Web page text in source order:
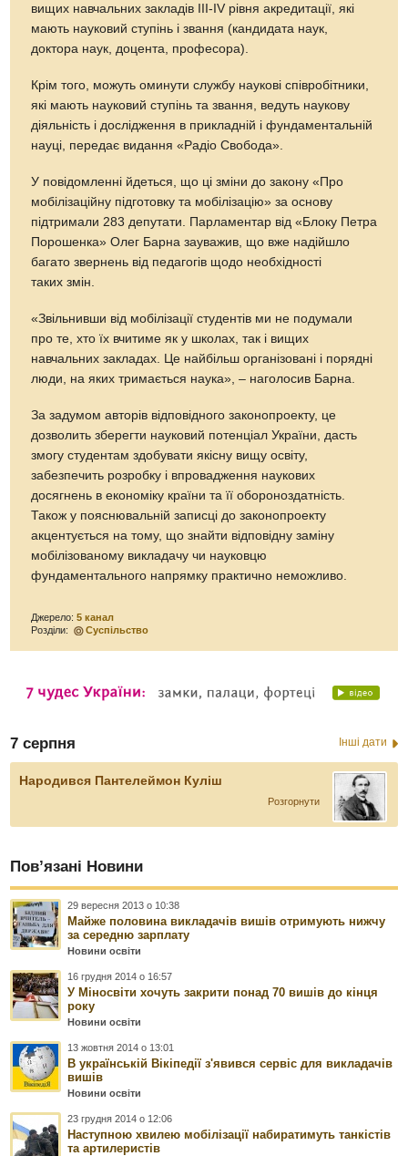
вищих навчальних закладів ІІІ-ІV рівня акредитації, які
мають науковий ступінь і звання (кандидата наук,
доктора наук, доцента, професора).
Крім того, можуть оминути службу наукові співробітники,
які мають науковий ступінь та звання, ведуть наукову
діяльність і дослідження в прикладній і фундаментальній
науці, передає видання «Радіо Свобода».
У повідомленні йдеться, що ці зміни до закону «Про
мобілізаційну підготовку та мобілізацію» за основу
підтримали 283 депутати. Парламентар від «Блоку Петра
Порошенка» Олег Барна зауважив, що вже надійшло
багато звернень від педагогів щодо необхідності
таких змін.
«Звільнивши від мобілізації студентів ми не подумали
про те, хто їх вчитиме як у школах, так і вищих
навчальних закладах. Це найбільш організовані і порядні
люди, на яких тримається наука», – наголосив Барна.
За задумом авторів відповідного законопроекту, це
дозволить зберегти науковий потенціал України, дасть
змогу студентам здобувати якісну вищу освіту,
забезпечить розробку і впровадження наукових
досягнень в економіку країни та її обороноздатність.
Також у пояснювальній записці до законопроекту
акцентується на тому, що знайти відповідну заміну
мобілізованому викладачу чи науковцю
фундаментального напрямку практично неможливо.
Джерело:5 канал
Розділи:
Суспільство
7 серпня Інші дати
Народився Пантелеймон Куліш
Розгорнути
Пов’язані Новини
29 вересня 2013 о 10:38
Майже половина викладачів вишів отримують нижчу
за середню зарплату
Новини освіти
16 грудня 2014 о 16:57
У Міносвіти хочуть закрити понад 70 вишів до кінця
року
Новини освіти
13 жовтня 2014 о 13:01
В українській Вікіпедії з'явився сервіс для викладачів
вишів
Новини освіти
23 грудня 2014 о 12:06
Наступною хвилею мобілізації набиратимуть танкістів
та артилеристів